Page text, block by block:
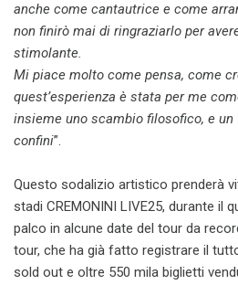
anche come cantautrice e come
non finirò mai di ringraziarlo per
stimolante.
Mi piace molto come pensa, come
quest’esperienza è stata per me
insieme uno scambio filosofico, e
confini”.
Questo sodalizio artistico prenderà
stadi CREMONINI LIVE25, durante il
palco in alcune date del tour da
tour, che ha già fatto registrare il
sold out e oltre 550 mila biglietti